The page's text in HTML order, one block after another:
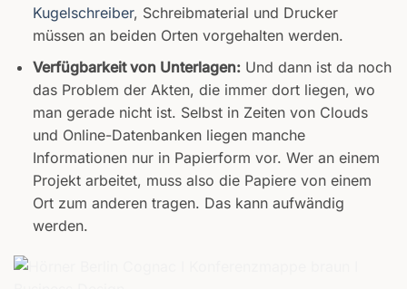
Kugelschreiber, Schreibmaterial und Drucker
müssen an beiden Orten vorgehalten werden.
Verfügbarkeit von Unterlagen:Und dann ist da noch
das Problem der Akten, die immer dort liegen, wo
man gerade nicht ist. Selbst in Zeiten von Clouds
und Online-Datenbanken liegen manche
Informationen nur in Papierform vor. Wer an einem
Projekt arbeitet, muss also die Papiere von einem
Ort zum anderen tragen. Das kann aufwändig
werden.